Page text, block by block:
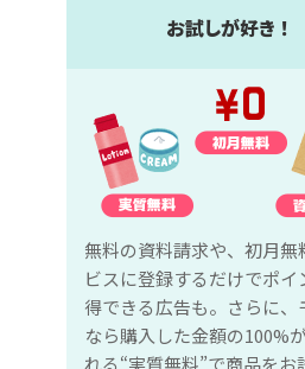
お試しが好き！
無料の資料請求や、初月無
ビスに登録するだけでポイ
得できる広告も。さらに、
なら購入した金額の100%
れる“実質無料”で商品をお